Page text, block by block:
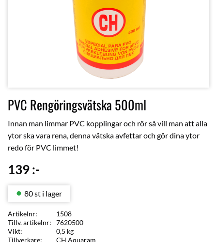
PVC Rengöringsvätska 500ml
Innan man limmar PVC kopplingar och rör så vill man att alla
ytor ska vara rena, denna vätska avfettar och gör dina ytor
redo för PVC limmet!
139:-
80 st i lager
Artikelnr
1508
Tillv. artikelnr
7620500
Vikt
0,5 kg
Tillverkare
CH Aquaram